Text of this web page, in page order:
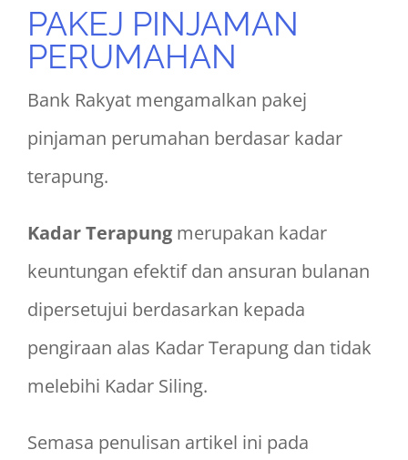
PAKEJ PINJAMAN
PERUMAHAN
Bank Rakyat mengamalkan pakej
pinjaman perumahan berdasar kadar
terapung.
Kadar Terapungmerupakan kadar
keuntungan efektif dan ansuran bulanan
dipersetujui berdasarkan kepada
pengiraan alas Kadar Terapung dan tidak
melebihi Kadar Siling.
Semasa penulisan artikel ini pada